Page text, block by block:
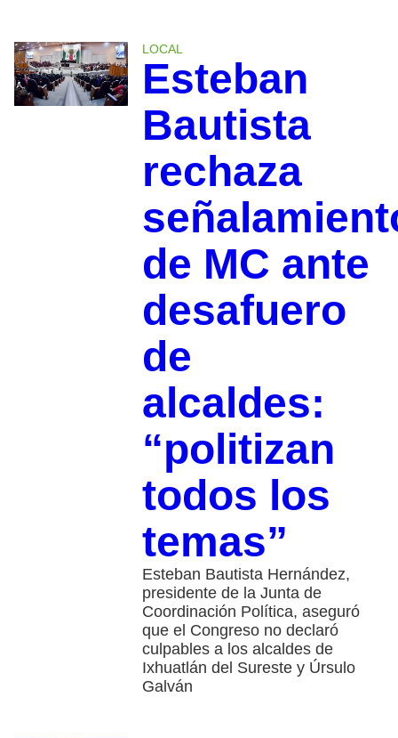
LOCAL
Esteban
Bautista
rechaza
de MC ante
desafuero
de
alcaldes:
“politizan
todos los
temas”
Esteban Bautista Hernández,
presidente de la Junta de
Coordinación Política, aseguró
que el Congreso no declaró
culpables a los alcaldes de
Ixhuatlán del Sureste y Úrsulo
Galván